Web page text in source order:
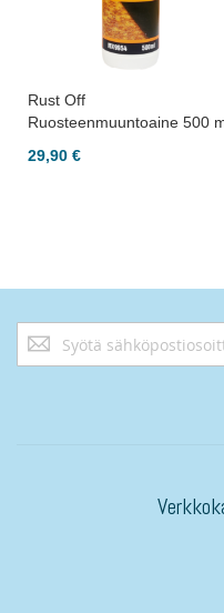
Rust Off
Ruosteenmuuntoaine 500
29,90 €
Tilaa
uutiskirjeemme: